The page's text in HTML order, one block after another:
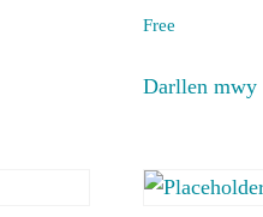
Free
Darllen mwy